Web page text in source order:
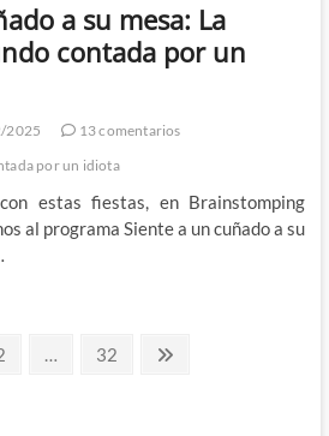
a su mesa: La
contada por un
2025
13 comentarios
por un idiota
estas fiestas, en Brainstomping
al programa Siente a un cuñado a su
… Página
32
Página